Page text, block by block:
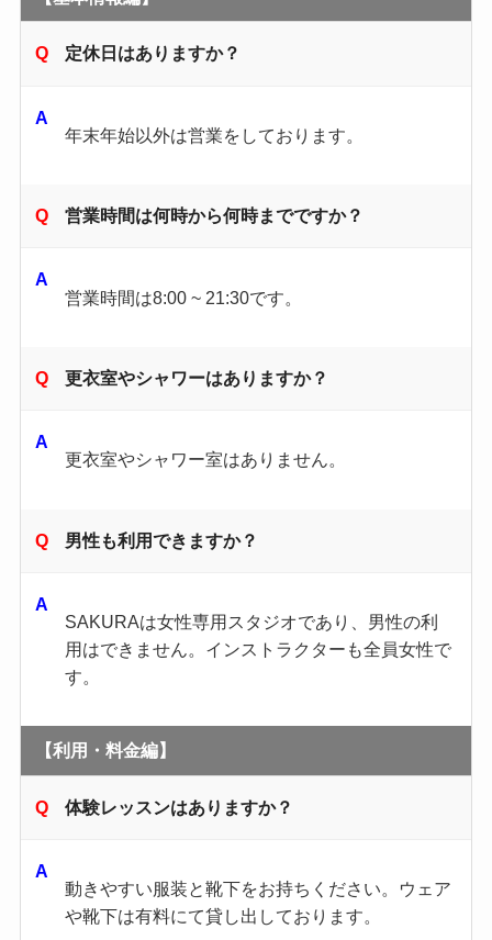
定休日はありますか？
年末年始以外は営業をしております。
営業時間は何時から何時までですか？
営業時間は8:00 ~ 21:30です。
更衣室やシャワーはありますか？
更衣室やシャワー室はありません。
男性も利用できますか？
SAKURAは女性専用スタジオであり、男性の利
用はできません。​インストラクターも全員女性で
す。
【利用・料金編】
体験レッスンはありますか？
動きやすい服装と靴下をお持ちください。ウェア
や靴下は有料にて貸し出しております。